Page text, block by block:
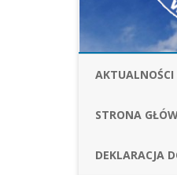
AKTUALNOŚCI
STRONA
FINANSE
DEKLARACJA